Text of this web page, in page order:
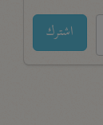
اشترك